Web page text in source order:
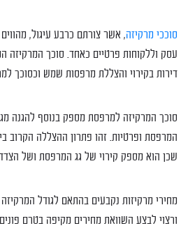
סוככי מרקיזה, אשר צורתם כרבע עיגול,
עסק וללקוחות פרטיים כאחד. סוכך המרקיזה
דירות בקירוי והצללת מרפסות שמש וכסוכך
סוכך המרקיזה למרפסת מספק בנוסף להגנה
המרפסת ופרטיות. זהו פתרון ההצללה הקרוב
שכן הוא מספק קירוי של גג המרפסת ושל
מחירי מרקיזות נקבעים בהתאם לגודל
ורצוי לבצע השוואת מחירים מקיפה בטרם